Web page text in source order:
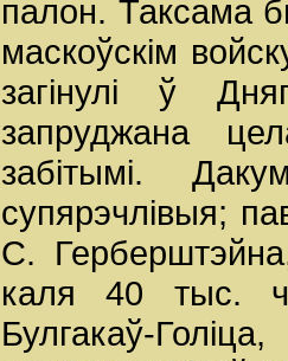
палон. Таксама
маскоўскім
загінулі ў
запруджана
забітымі.
супярэчлівыя;
С.
каля 40 тыс.
Булгакаў-